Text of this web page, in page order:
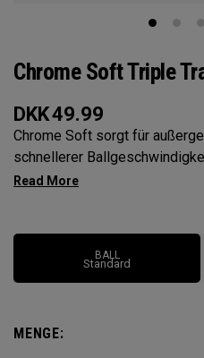
Chrome Soft Triple
DKK49.99
Chrome Soft sorgt für
schnellerer
Aero mit weicher Haptik
BALL
Standard
MENGE: